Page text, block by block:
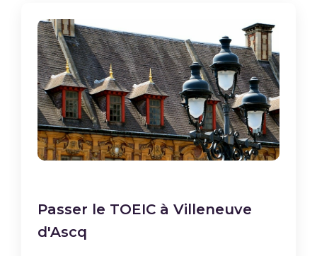
Passer le TOEIC à Villeneuve
d'Ascq